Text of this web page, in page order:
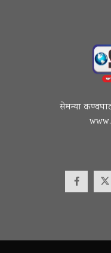
सेमन्या